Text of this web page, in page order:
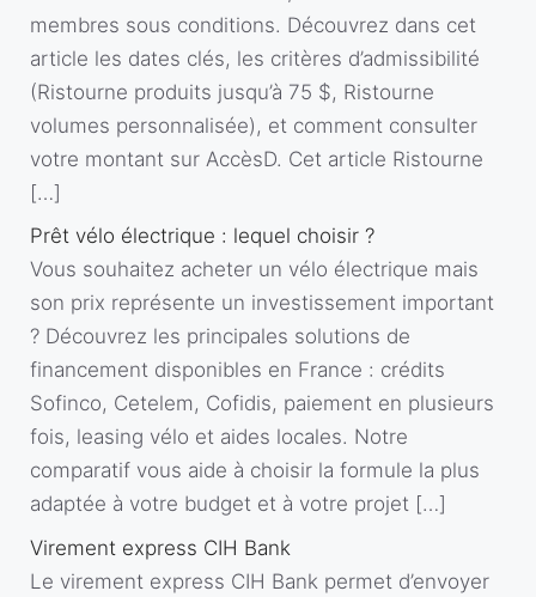
membres sous conditions. Découvrez dans cet
article les dates clés, les critères d’admissibilité
(Ristourne produits jusqu’à 75 $, Ristourne
volumes personnalisée), et comment consulter
votre montant sur AccèsD. Cet article Ristourne
[…]
Prêt vélo électrique : lequel choisir ?
Vous souhaitez acheter un vélo électrique mais
son prix représente un investissement important
? Découvrez les principales solutions de
financement disponibles en France : crédits
Sofinco, Cetelem, Cofidis, paiement en plusieurs
fois, leasing vélo et aides locales. Notre
comparatif vous aide à choisir la formule la plus
adaptée à votre budget et à votre projet […]
Virement express CIH Bank
Le virement express CIH Bank permet d’envoyer